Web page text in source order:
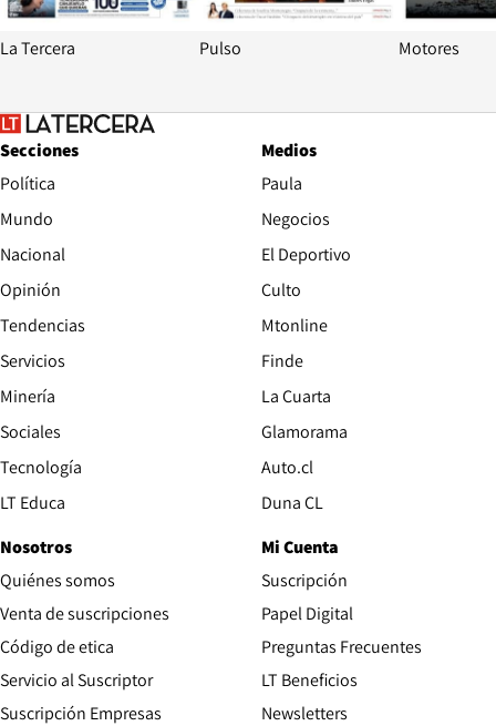
La Tercera Pulso Motores
Secciones
Política
Mundo
Nacional
Opinión
Tendencias
Servicios
Minería
Sociales
Tecnología
LT Educa
Medios
Paula
Negocios
El Deportivo
Culto
Mtonline
Finde
La Cuarta
Glamorama
Auto.clOpens in new window
Duna CLOpens in new window
Nosotros
Quiénes somos
Venta de suscripciones
Código de etica Opens in new window
Servicio al Suscriptor
Suscripción Empresas
Mi Cuenta
Suscripción
Papel DigitalOpens in new
Preguntas Frecuentes
LT Beneficios
Newsletters